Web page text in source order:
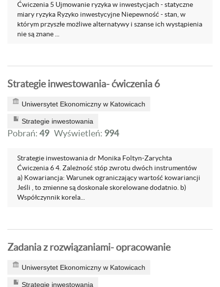
Ćwiczenia 5 Ujmowanie ryzyka w inwestycjach - statyczne
miary ryzyka Ryzyko inwestycyjne Niepewność - stan, w
którym przyszłe możliwe alternatywy i szanse ich wystąpienia
nie są znane ...
Strategie inwestowania- ćwiczenia 6
Uniwersytet Ekonomiczny w Katowicach
Strategie inwestowania
Pobrań:49 Wyświetleń: 994
Strategie inwestowania dr Monika Foltyn-Zarychta
Ćwiczenia 6 4. Zależność stóp zwrotu dwóch instrumentów
a) Kowariancja: Warunek ograniczający wartość kowariancji
Jeśli , to zmienne są doskonale skorelowane dodatnio. b)
Współczynnik korela...
Zadania z rozwiązaniami- opracowanie
Uniwersytet Ekonomiczny w Katowicach
Strategie inwestowania